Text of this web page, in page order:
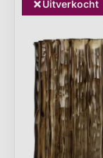
Uitverkocht